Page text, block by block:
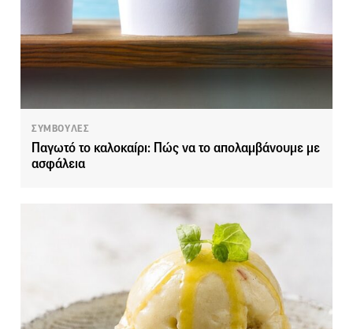
ΣΥΜΒΟΥΛΕΣ
Παγωτό το καλοκαίρι: Πώς να το απολαμβάνουμε με
ασφάλεια